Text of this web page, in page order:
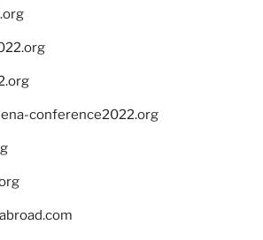
conference2022.org